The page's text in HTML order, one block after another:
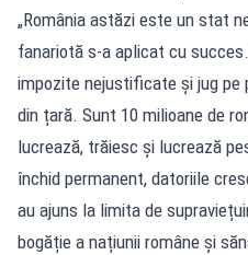
„România astăzi este un stat
fanariotă s-a aplicat cu
impozite nejustificate și jug pe
din țară. Sunt 10 milioane de
lucrează, trăiesc și lucrează
închid permanent, datoriile
au ajuns la limita de
bogăție a națiunii române și